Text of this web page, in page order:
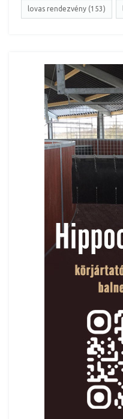
lovas rendezvény (153)